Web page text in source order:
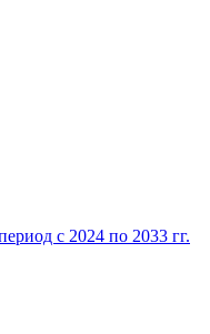
с 2024 по 2033 гг.